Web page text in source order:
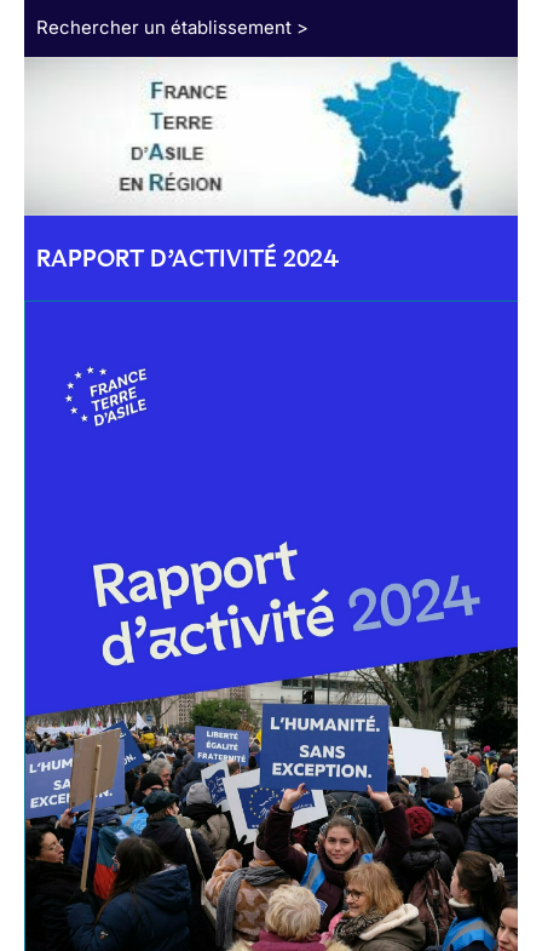
Rechercher un établissement >
RAPPORT D’ACTIVITÉ 2024